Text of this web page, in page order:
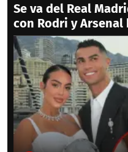
Se va del Real
con Rodri y